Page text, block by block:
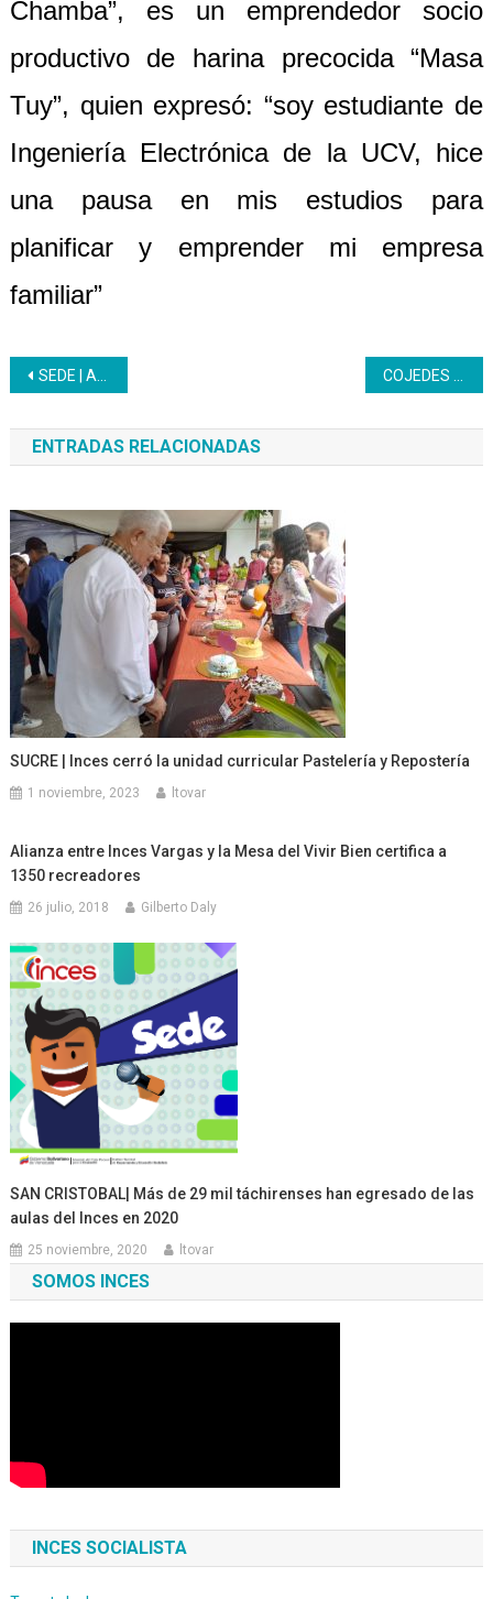
Chamba”, es un emprendedor socio
productivo de harina precocida “Masa
Tuy”, quien expresó: “soy estudiante de
Ingeniería Electrónica de la UCV, hice
una pausa en mis estudios para
planificar y emprender mi empresa
familiar”
Navegación
de
entradas
SEDE | Abre sesión de ejercicios para mejorar las habilidades motrices COJEDES | Aprendices visitan patrimonio eclesiásticos de San Carlos
ENTRADAS RELACIONADAS
SUCRE | Inces cerró la unidad curricular Pastelería y Repostería
1 noviembre, 2023 ltovar
Alianza entre Inces Vargas y la Mesa del Vivir Bien certifica a
1350 recreadores
26 julio, 2018 Gilberto Daly
SAN CRISTOBAL| Más de 29 mil táchirenses han egresado de las
aulas del Inces en 2020
25 noviembre, 2020 ltovar
SOMOS INCES
INCES SOCIALISTA